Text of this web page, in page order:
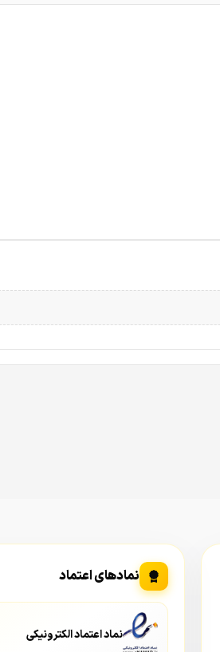
نمادهای اعتماد
نماد اعتماد الکترونیکی